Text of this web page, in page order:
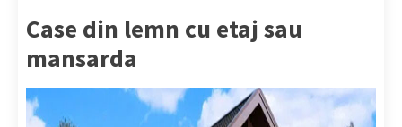
Case din lemn cu etaj sau
mansarda